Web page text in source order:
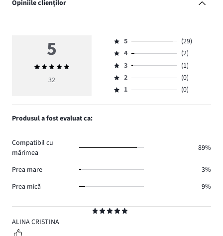
Opiniile clienților
5
ALINA CRISTINA
5
Evaluarea
medie
32
Evaluare
5,
numărul
de
voturi
29.
5
(29)
Evaluare
4,
numărul
de
2.
4
(2)
Evaluare
3,
numărul
3
(1)
Evaluare
2,
2
(0)
Evaluare
1,
1 (0)
Produsul a fost evaluat ca:
Compatibil cu
mărimea
89%
Prea mare
3%
Prea mică
9%